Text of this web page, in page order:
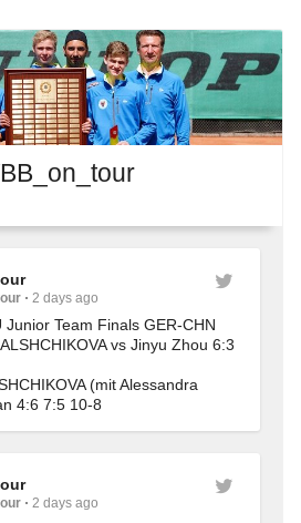
2 days ago
Junior Team Finals GER-CHN
vs Jinyu Zhou 6:3
(mit Alessandra
4:6 7:5 10-8
2 days ago